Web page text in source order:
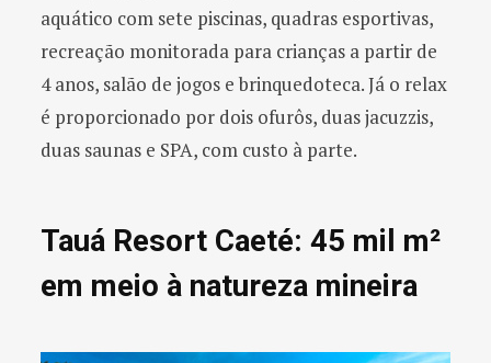
aquático com sete piscinas, quadras esportivas,
recreação monitorada para crianças a partir de
4 anos, salão de jogos e brinquedoteca. Já o relax
é proporcionado por dois ofurôs, duas jacuzzis,
duas saunas e SPA, com custo à parte.
Tauá Resort Caeté: 45 mil m²
em meio à natureza mineira